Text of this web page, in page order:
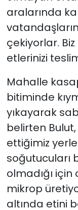
aralarında
çekiyorlar.
etlerinizi
Mahalle
bitiminde
yıkayarak
belirten
ettiğimiz
soğutucuları
olmadığı
mikrop
altında etini